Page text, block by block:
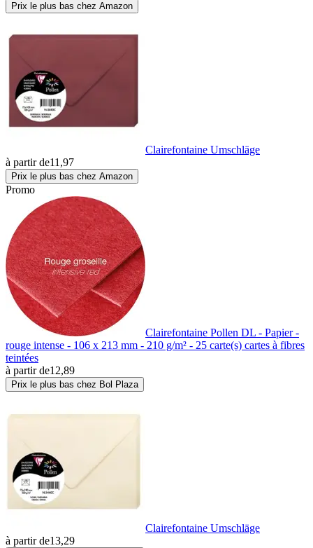
Prix le plus bas chez Amazon
Clairefontaine Umschläge
à partir de11,97
Prix le plus bas chez Amazon
Promo
Clairefontaine Pollen DL - Papier -
rouge intense - 106 x 213 mm - 210 g/m² - 25 carte(s) cartes à fibres
teintées
à partir de12,89
Prix le plus bas chez Bol Plaza
Clairefontaine Umschläge
à partir de13,29